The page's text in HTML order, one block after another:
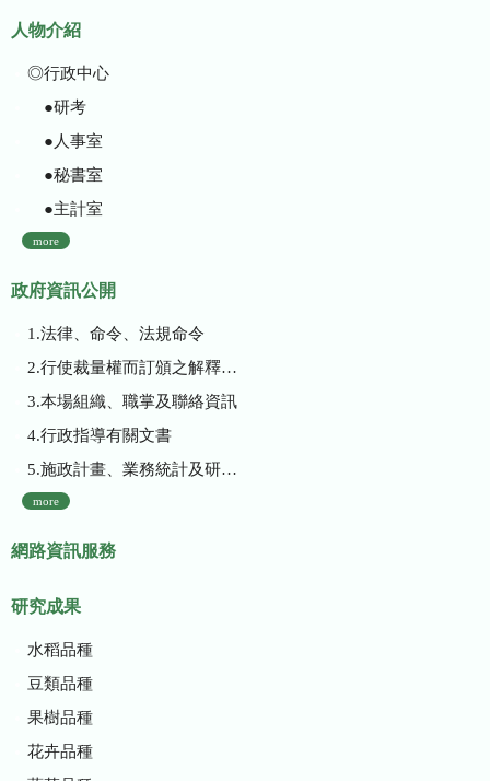
人物介紹
◎行政中心
●研考
●人事室
●秘書室
●主計室
more
政府資訊公開
1.法律、命令、法規命令
2.行使裁量權而訂頒之解釋性規定及裁量基準
3.本場組織、職掌及聯絡資訊
4.行政指導有關文書
5.施政計畫、業務統計及研究報告
more
網路資訊服務
研究成果
水稻品種
豆類品種
果樹品種
花卉品種